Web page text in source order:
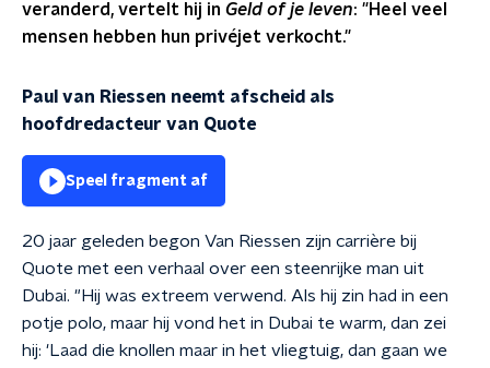
veranderd, vertelt hij in Geld of je leven: "Heel veel
mensen hebben hun privéjet verkocht."
Paul van Riessen neemt afscheid als
hoofdredacteur van Quote
Speel fragment af
20 jaar geleden begon Van Riessen zijn carrière bij
Quote met een verhaal over een steenrijke man uit
Dubai. "Hij was extreem verwend. Als hij zin had in een
potje polo, maar hij vond het in Dubai te warm, dan zei
hij: 'Laad die knollen maar in het vliegtuig, dan gaan we